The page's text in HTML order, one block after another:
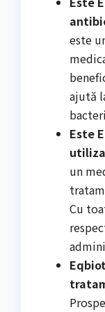
este
ajută
Este
un
Cu